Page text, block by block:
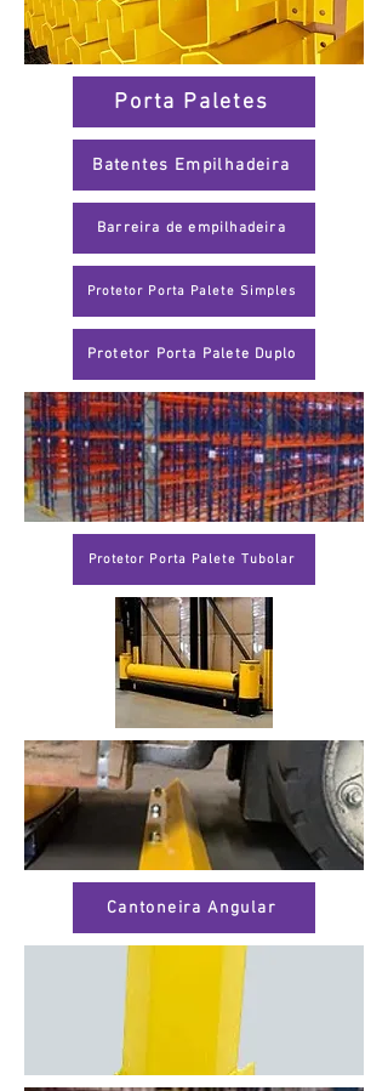
Porta Paletes
Batentes Empilhadeira
Barreira de empilhadeira
Protetor Porta Palete Simples
Protetor Porta Palete Duplo
Protetor Porta Palete Tubolar
Cantoneira Angular